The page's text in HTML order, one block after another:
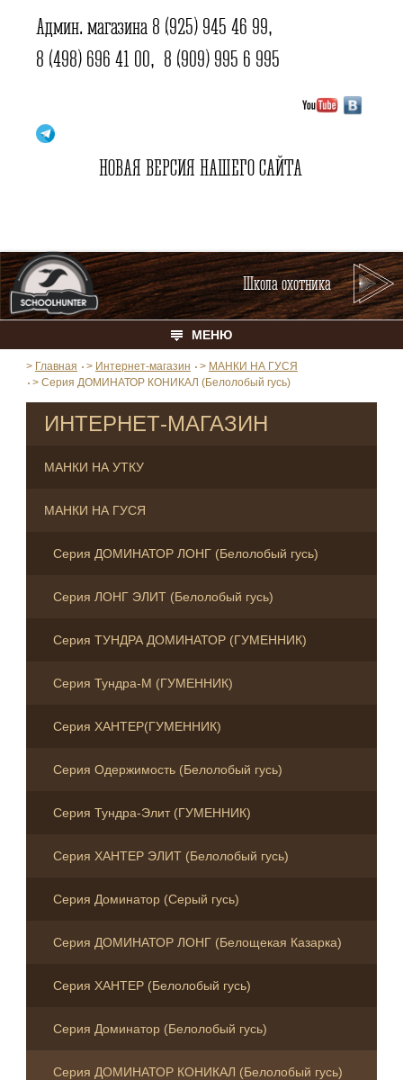
Админ. магазина 8 (925) 945 46 99,
8 (498) 696 41 00, 8 (909) 995 6 995
НОВАЯ ВЕРСИЯ НАШЕГО САЙТА
Школа охотника
МЕНЮ
> Главная > Интернет-магазин > МАНКИ НА ГУСЯ
> Серия ДОМИНАТОР КОНИКАЛ (Белолобый гусь)
ИНТЕРНЕТ-МАГАЗИН
МАНКИ НА УТКУ
МАНКИ НА ГУСЯ
Серия ДОМИНАТОР ЛОНГ (Белолобый гусь)
Серия ЛОНГ ЭЛИТ (Белолобый гусь)
Серия ТУНДРА ДОМИНАТОР (ГУМЕННИК)
Серия Тундра-М (ГУМЕННИК)
Серия ХАНТЕР(ГУМЕННИК)
Серия Одержимость (Белолобый гусь)
Серия Тундра-Элит (ГУМЕННИК)
Серия ХАНТЕР ЭЛИТ (Белолобый гусь)
Серия Доминатор (Серый гусь)
Серия ДОМИНАТОР ЛОНГ (Белощекая Казарка)
Серия ХАНТЕР (Белолобый гусь)
Серия Доминатор (Белолобый гусь)
Серия ДОМИНАТОР КОНИКАЛ (Белолобый гусь)